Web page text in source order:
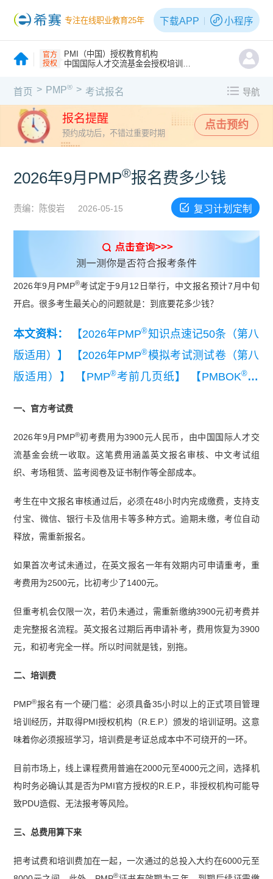
专注在线职业教育25年 下载APP 小程序
官方
授权
PMI（中国）授权教育机构
中国国际人才交流基金会授权培训机构
首页 > PMP® > 考试报名 导航
报名提醒
预约成功后，不错过重要时期
点击预约
2026年9月PMP®报名费多少钱
责编：陈俊岩 2026-05-15 复习计划定制
2026年9月PMP®考试定于9月12日举行，中文报名预计7月中旬
开启。很多考生最关心的问题就是：到底要花多少钱？
本文资料： 【2026年PMP®知识点速记50条（第八
版适用）】
【2026年PMP®模拟考试测试卷（第八
版适用）】
【PMP®考前几页纸】 【PMBOK®指
一、官方考试费
2026年9月PMP®初考费用为3900元人民币，由中国国际人才交
流基金会统一收取。这笔费用涵盖英文报名审核、中文考试组
织、考场租赁、监考阅卷及证书制作等全部成本。
考生在中文报名审核通过后，必须在48小时内完成缴费，支持支
付宝、微信、银行卡及信用卡等多种方式。逾期未缴，考位自动
释放，需重新报名。
如果首次考试未通过，在英文报名一年有效期内可申请重考，重
考费用为2500元，比初考少了1400元。
但重考机会仅限一次，若仍未通过，需重新缴纳3900元初考费并
走完整报名流程。英文报名过期后再申请补考，费用恢复为3900
元，和初考完全一样。所以时间就是钱，别拖。
二、培训费
PMP®报名有一个硬门槛：必须具备35小时以上的正式项目管理
培训经历，并取得PMI授权机构（R.E.P.）颁发的培训证明。这意
味着你必须报班学习，培训费是考证总成本中不可绕开的一环。
目前市场上，线上课程费用普遍在2000元至4000元之间，选择机
构时务必确认其是否为PMI官方授权的R.E.P.，非授权机构可能导
致PDU造假、无法报考等风险。
三、总费用算下来
把考试费和培训费加在一起，一次通过的总投入大约在6000元至
®